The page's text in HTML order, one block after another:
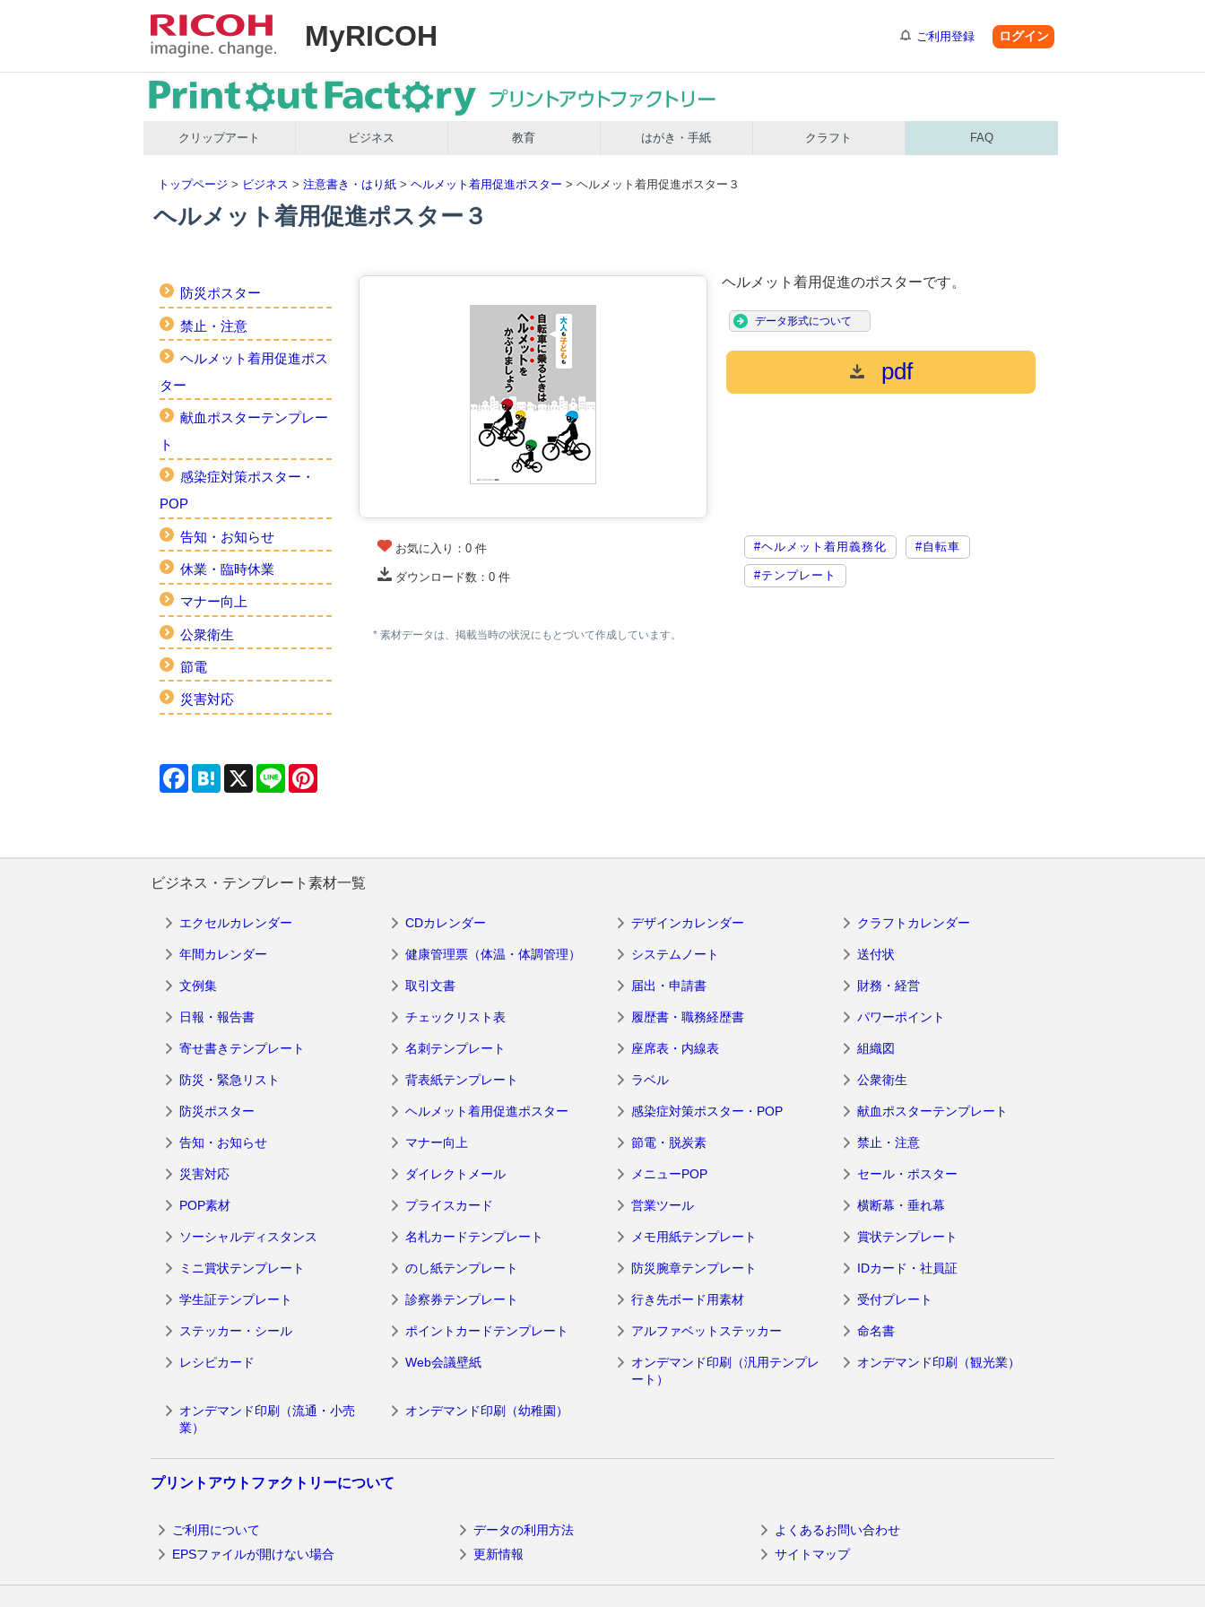
MyRICOH ご利用登録 ログイン
クリップアート ビジネス 教育 はがき・手紙 クラフト FAQ
トップページ > ビジネス > 注意書き・はり紙 > ヘルメット着用促進ポスター > ヘルメット着用促進ポスター３
ヘルメット着用促進ポスター３
防災ポスター
禁止・注意
ヘルメット着用促進ポス
ター
献血ポスターテンプレー
ト
感染症対策ポスター・
POP
告知・お知らせ
休業・臨時休業
マナー向上
公衆衛生
節電
災害対応
ヘルメット着用促進のポスターです。
データ形式について
pdf
お気に入り：0 件
ダウンロード数：0 件
#ヘルメット着用義務化 #自転車
#テンプレート
* 素材データは、掲載当時の状況にもとづいて作成しています。
FacebookHatenaX Line
ビジネス・テンプレート素材一覧
エクセルカレンダー CDカレンダー デザインカレンダー クラフトカレンダー
年間カレンダー 健康管理票（体温・体調管理） システムノート 送付状
文例集 取引文書 届出・申請書 財務・経営
日報・報告書 チェックリスト表 履歴書・職務経歴書 パワーポイント
寄せ書きテンプレート 名刺テンプレート 座席表・内線表 組織図
防災・緊急リスト 背表紙テンプレート ラベル 公衆衛生
防災ポスター ヘルメット着用促進ポスター 感染症対策ポスター・POP 献血ポスターテンプレート
告知・お知らせ マナー向上 節電・脱炭素 禁止・注意
災害対応 ダイレクトメール メニューPOP セール・ポスター
POP素材 プライスカード 営業ツール 横断幕・垂れ幕
ソーシャルディスタンス 名札カードテンプレート メモ用紙テンプレート 賞状テンプレート
ミニ賞状テンプレート のし紙テンプレート 防災腕章テンプレート IDカード・社員証
学生証テンプレート 診察券テンプレート 行き先ボード用素材 受付プレート
ステッカー・シール ポイントカードテンプレート アルファベットステッカー 命名書
レシピカード Web会議壁紙
オンデマンド印刷（汎用テンプレ
ート）
オンデマンド印刷（観光業）
オンデマンド印刷（流通・小売
業）
オンデマンド印刷（幼稚園）
プリントアウトファクトリーについて
ご利用について データの利用方法
よくあるお問い合わせ
EPSファイルが開けない場合
更新情報 サイトマップ